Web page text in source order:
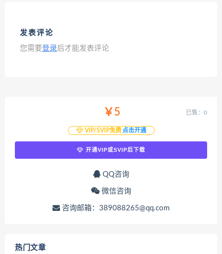
发表评论
您需要登录后才能发表评论
￥5
VIP/SVIP免费 点击开通
已售：0
开通VIP或SVIP后下载
QQ咨询
微信咨询
咨询邮箱：389088265@qq.com
热门文章